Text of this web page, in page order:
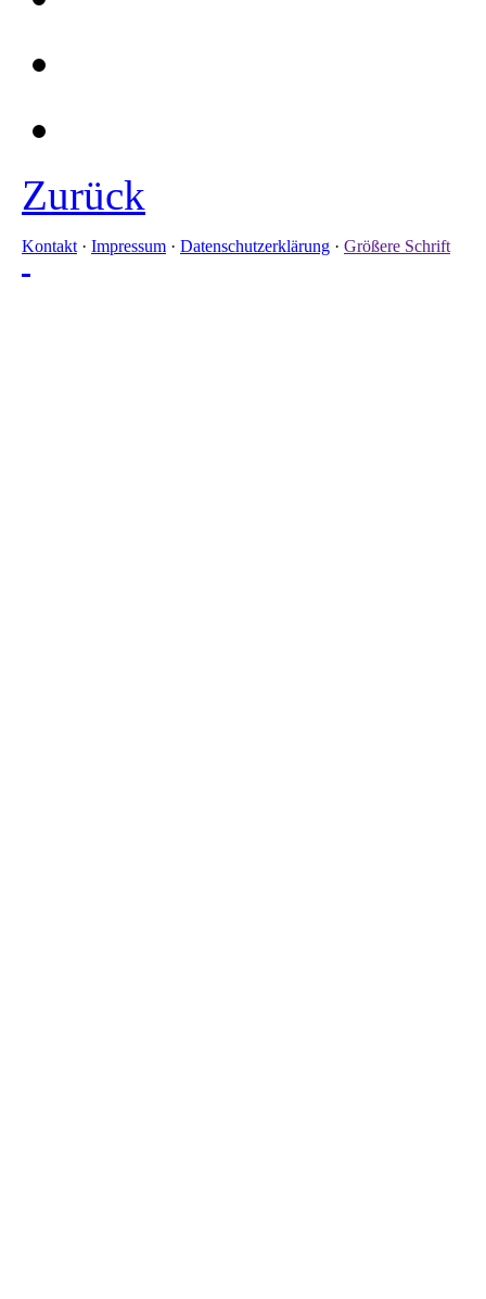
Zurück
Kontakt · Impressum · Datenschutzerklärung · Größere Schrift